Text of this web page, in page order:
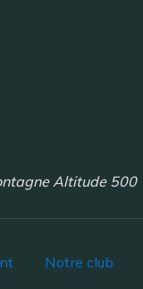
Altitude 500
Notre club